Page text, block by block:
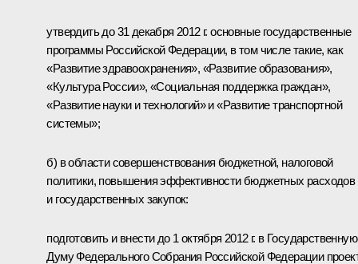
утвердить до 31 декабря 2012 г. основные государственные
программы Российской Федерации, в том числе такие, как
«Развитие здравоохранения», «Развитие образования»,
«Культура России», «Социальная поддержка граждан»,
«Развитие науки и технологий» и «Развитие транспортной
системы»;
б) в области совершенствования бюджетной, налоговой
политики, повышения эффективности бюджетных расходов
и государственных закупок:
подготовить и внести до 1 октября 2012 г. в Государственную
Думу Федерального Собрания Российской Федерации